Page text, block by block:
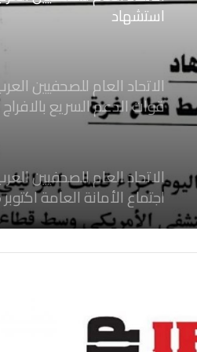
استشهاد
ثلاثة صحفيين فلسطينيين
الاتحاد العام للصحفيين
قوات الدعم السريع
الصحفيين السودانيين
الاتحاد العام للصحفيين العرب
اجتماع الأمانة العامة اكتوبر 2025
الاتحاد العام للصحفيين
صحفيين فلسطينيين